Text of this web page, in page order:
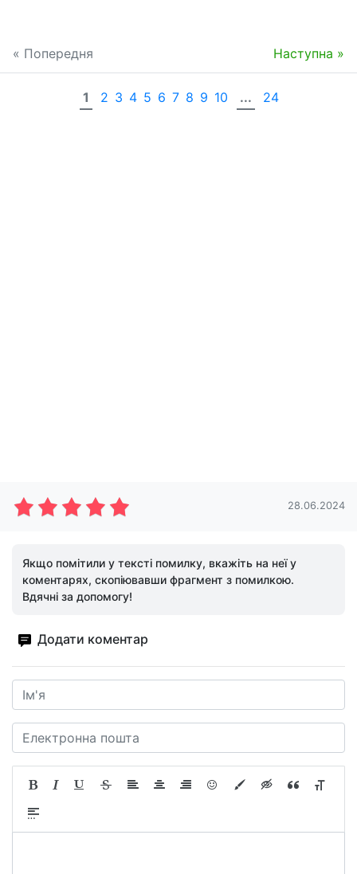
« Попередня Наступна »
1 2 3 4 5 6 7 8 9 10 ... 24
28.06.2024
Якщо помітили у тексті помилку, вкажіть на неї у
коментарях, скопіювавши фрагмент з помилкою.
Вдячні за допомогу!
Додати коментар